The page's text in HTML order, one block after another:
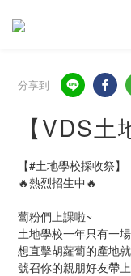
分享到
【VDS
【#土地學校採收祭】
🔥熱烈招生中🔥
蔔粉們上課啦~
土地學校一年只有一
想直擊胡蘿蔔的產地
號召你的親朋好友帶